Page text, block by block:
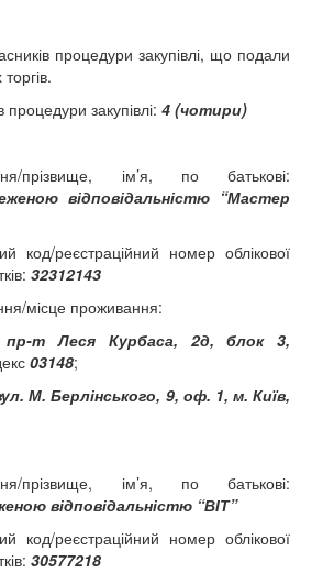
процедури закупівлі, що подали
процедури закупівлі: 4 (чотири)
прізвище, ім’я, по батькові:
відповідальністю “Мастер
код/реєстраційний номер облікової
32312143
місце проживання:
пр-т Леся Курбаса, 2д,
блок 3,
03148;
М. Берлінського, 9, оф. 1, м. Київ,
прізвище, ім’я, по батькові:
відповідальністю “ВІТ”
код/реєстраційний номер облікової
30577218